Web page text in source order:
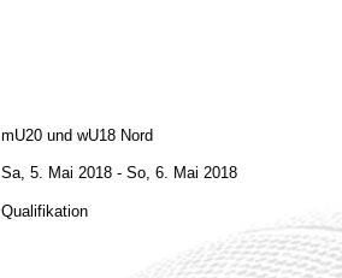
mU20 und wU18 Nord
Sa, 5. Mai 2018 - So, 6. Mai 2018
Qualifikation